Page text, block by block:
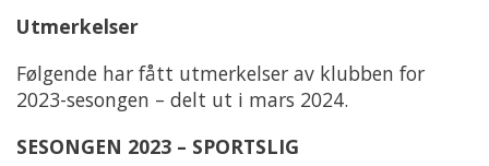
Utmerkelser
Følgende har fått utmerkelser av klubben for
2023-sesongen – delt ut i mars 2024.
SESONGEN 2023 – SPORTSLIG